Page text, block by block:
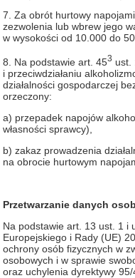
7. Za obrót hurtowy
zezwolenia lub wbrew jego
w wysokości od 10.000 do
8. Na podstawie art. 453 ust.
i przeciwdziałaniu
działalności gospodarczej
orzeczony:
a) przepadek napojów
własności sprawcy),
b) zakaz prowadzenia
na obrocie hurtowym
Przetwarzanie danych
Na podstawie art. 13 ust. 1 i
Europejskiego i Rady (UE)
ochrony osób fizycznych w
osobowych i w sprawie
oraz uchylenia dyrektywy